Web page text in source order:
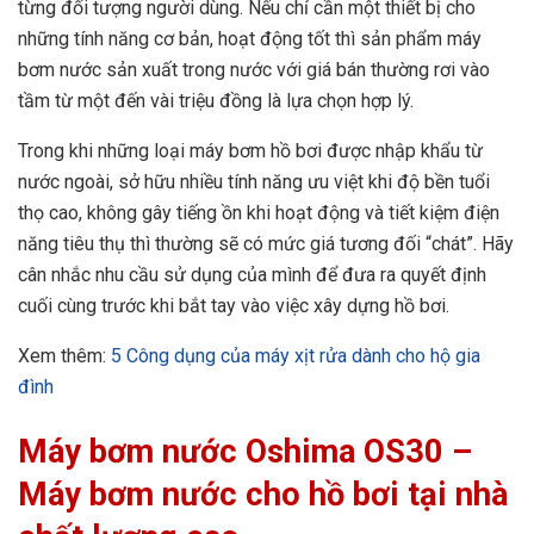
từng đối tượng người dùng. Nếu chỉ cần một thiết bị cho
những tính năng cơ bản, hoạt động tốt thì sản phẩm máy
bơm nước sản xuất trong nước với giá bán thường rơi vào
tầm từ một đến vài triệu đồng là lựa chọn hợp lý.
Trong khi những loại máy bơm hồ bơi được nhập khẩu từ
nước ngoài, sở hữu nhiều tính năng ưu việt khi độ bền tuổi
thọ cao, không gây tiếng ồn khi hoạt động và tiết kiệm điện
năng tiêu thụ thì thường sẽ có mức giá tương đối “chát”. Hãy
cân nhắc nhu cầu sử dụng của mình để đưa ra quyết định
cuối cùng trước khi bắt tay vào việc xây dựng hồ bơi.
Xem thêm: 5 Công dụng của máy xịt rửa dành cho hộ gia
đình
Máy bơm nước Oshima OS30 –
Máy bơm nước cho hồ bơi tại nhà